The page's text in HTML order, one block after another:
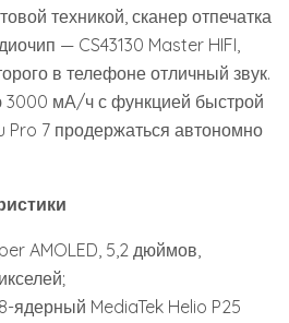
техникой, сканер отпечатка
— CS43130 Master HIFI,
в телефоне отличный звук.
3000 мА/ч с функцией быстрой
Pro 7 продержаться автономно
AMOLED, 5,2 дюймов,
ядерный MediaTek Helio P25